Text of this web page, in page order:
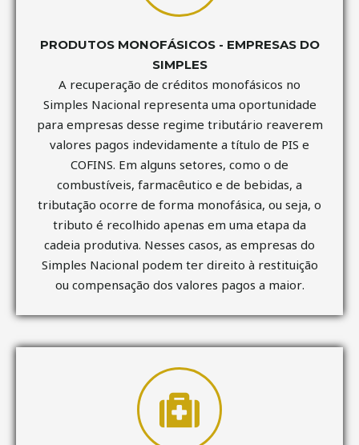
PRODUTOS MONOFÁSICOS - EMPRESAS DO
SIMPLES
A recuperação de créditos monofásicos no
Simples Nacional representa uma oportunidade
para empresas desse regime tributário reaverem
valores pagos indevidamente a título de PIS e
COFINS. Em alguns setores, como o de
combustíveis, farmacêutico e de bebidas, a
tributação ocorre de forma monofásica, ou seja, o
tributo é recolhido apenas em uma etapa da
cadeia produtiva. Nesses casos, as empresas do
Simples Nacional podem ter direito à restituição
ou compensação dos valores pagos a maior.